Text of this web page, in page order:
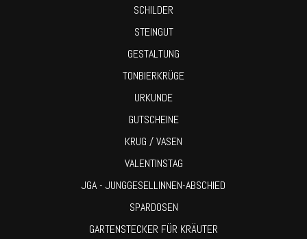
SCHILDER
STEINGUT
GESTALTUNG
TONBIERKRÜGE
URKUNDE
GUTSCHEINE
KRUG / VASEN
VALENTINSTAG
JGA - JUNGGESELLINNEN-ABSCHIED
SPARDOSEN
GARTENSTECKER FÜR KRÄUTER